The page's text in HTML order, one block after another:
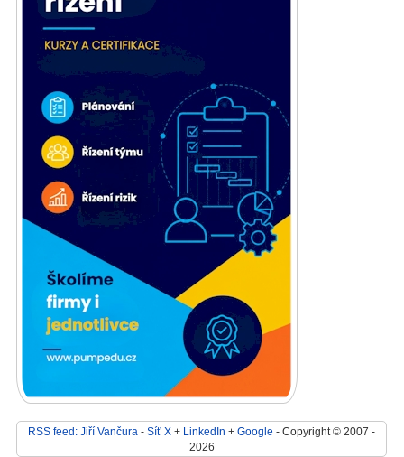
RSS feed: Jiří Vančura - Síť X + LinkedIn + Google - Copyright © 2007 -
2026